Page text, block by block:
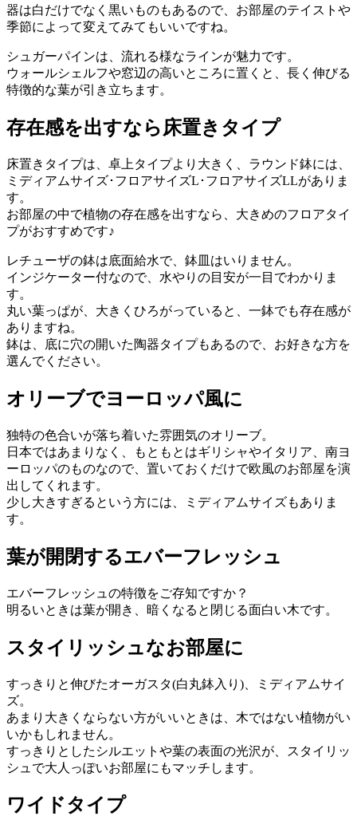
器は白だけでなく黒いものもあるので、お部屋のテイストや
季節によって変えてみてもいいですね。
シュガーパインは、流れる様なラインが魅力です。
ウォールシェルフや窓辺の高いところに置くと、長く伸びる
特徴的な葉が引き立ちます。
存在感を出すなら床置きタイプ
床置きタイプは、卓上タイプより大きく、ラウンド鉢には、
ミディアムサイズ･フロアサイズL･フロアサイズLLがありま
す。
お部屋の中で植物の存在感を出すなら、大きめのフロアタイ
プがおすすめです♪
レチューザの鉢は底面給水で、鉢皿はいりません。
インジケーター付なので、水やりの目安が一目でわかりま
す。
丸い葉っぱが、大きくひろがっていると、一鉢でも存在感が
ありますね。
鉢は、底に穴の開いた陶器タイプもあるので、お好きな方を
選んでください。
オリーブでヨーロッパ風に
独特の色合いが落ち着いた雰囲気のオリーブ。
日本ではあまりなく、もともとはギリシャやイタリア、南ヨ
ーロッパのものなので、置いておくだけで欧風のお部屋を演
出してくれます。
少し大きすぎるという方には、ミディアムサイズもありま
す。
葉が開閉するエバーフレッシュ
エバーフレッシュの特徴をご存知ですか？
明るいときは葉が開き、暗くなると閉じる面白い木です。
スタイリッシュなお部屋に
すっきりと伸びたオーガスタ(白丸鉢入り)、ミディアムサイ
ズ。
あまり大きくならない方がいいときは、木ではない植物がい
いかもしれません。
すっきりとしたシルエットや葉の表面の光沢が、スタイリッ
シュで大人っぽいお部屋にもマッチします。
ワイドタイプ